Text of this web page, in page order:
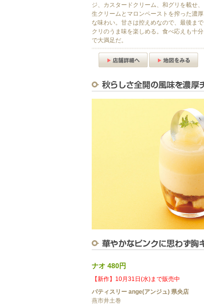
ジ、カスタードクリーム、和グリを載せ、
生クリームとマロンペーストを搾った濃厚
な味わい。甘さは控えめなので、最後まで
クリのうま味を楽しめる。食べ応えも十分
で大満足だ。
ナオ 480円
【新作】10月31日(水)まで販売中
パティスリー ange(アンジュ) 県央店
燕市井土巻